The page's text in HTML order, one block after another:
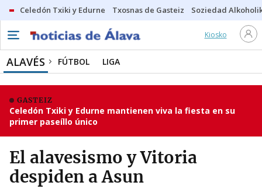
Celedón Txiki y Edurne Txosnas de Gasteiz Soziedad
Kiosko
ALAVÉS FÚTBOL LIGA
GASTEIZ
Celedón Txiki y Edurne mantienen viva la fiesta en su
primer paseíllo único
El alavesismo y Vitoria
despiden a Asun